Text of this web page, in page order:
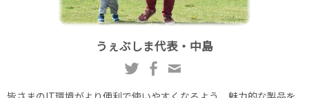
うぇぶしま代表・中島